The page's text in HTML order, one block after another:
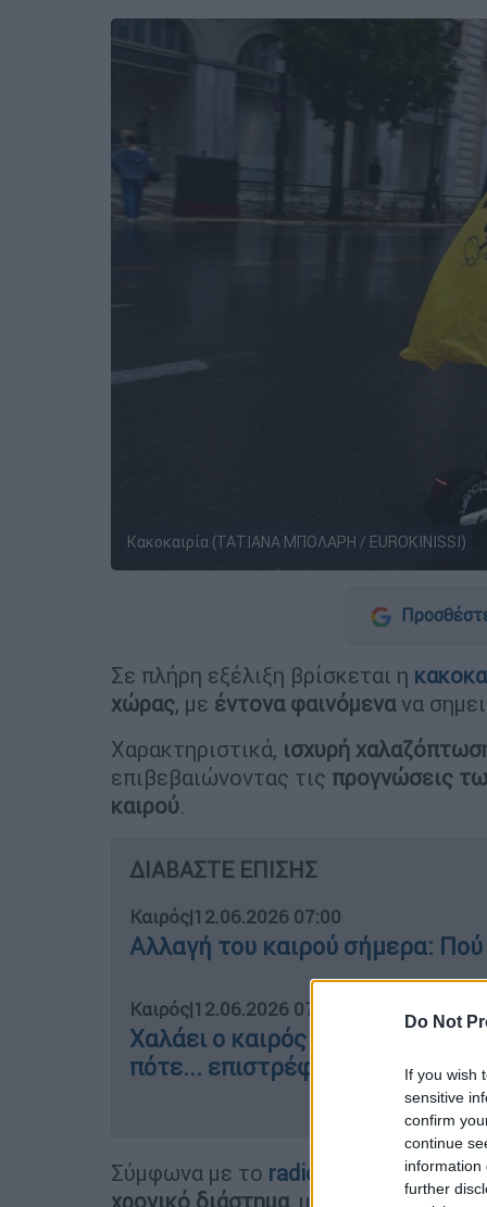
Do Not
If you wish
sensitive
confirm
continue
information
further
Κακοκαιρία (ΤΑΤΙΑΝΑ ΜΠΟΛΑΡΗ / EUROKINISSI)
Σε πλήρη εξέλιξη βρίσκεται η
χώρας, με έντονα φαινόμενανα
Χαρακτηριστικά, ισχυρή
επιβεβαιώνοντας τις προγνώσεις
καιρού.
ΔΙΑΒΑΣΤΕ ΕΠΙΣΗΣ
Καιρός|12.06.2026 07:00
Αλλαγή του καιρού σήμερα: Πού
Καιρός|12.06.2026 07:30
Χαλάει ο καιρός τις επόμενες
πότε... επιστρέφει το
Σύμφωνα με το radiothiva.gr , τα
χρονικό διάστημα, με δυνατή βροχή,